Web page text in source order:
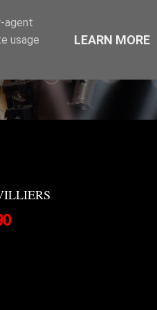
agent
usage
LEARN MORE